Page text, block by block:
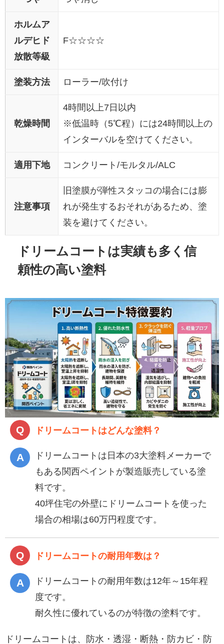
ホルムア
ルデヒド
放散等級
F☆☆☆☆
塗装方法 ローラー/吹付け
乾燥時間
4時間以上7日以内
※低温時（5℃程）には24時間以上の
インターバルを空けてください。
適用下地 コンクリート/モルタル/ALC
注意事項
旧塗膜が弾性スタッコの場合には膨
れが発生するおそれがあるため、塗
装を避けてください。
ドリームコートは実績も多く信
頼性の高い塗料
ドリームコートはどんな塗料？
ドリームコートは日本の3大塗料メーカーで
もある関西ペイントが製造販売している塗
料です。
40坪住宅の外壁にドリームコートを使った
場合の相場は60万円程度です。
ドリームコートの耐用年数は？
ドリームコートの耐用年数は12年～15年程
度です。
耐久性に優れているのが特徴の塗料です。
ドリームコートは、防水・透湿・断熱・防カビ・防